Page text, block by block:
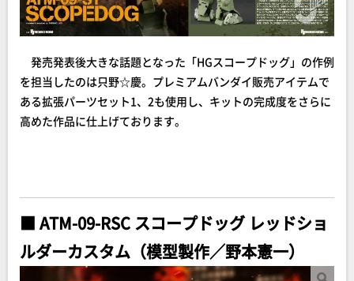
発売発表後大きな話題となった「HGスコープドッグ」の作例
を担当したのは只野☆慶。プレミアムバンダイ販売アイテムで
ある拡張パーツセット1、2も使用し、キットの完成度をさらに
高めた作品に仕上げております。
■ ATM-09-RSC スコープドッグ レッドショ
ルダーカスタム（模型製作／野本憲一）